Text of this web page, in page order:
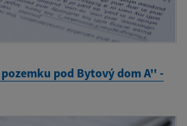
pod Bytový dom A'' -